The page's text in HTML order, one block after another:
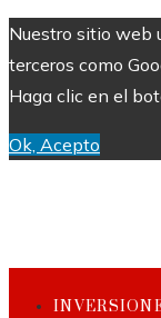
Nuestro sitio web
terceros como
Haga clic en el
Ok, Acepto